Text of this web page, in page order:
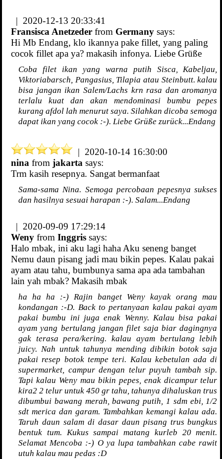
| 2020-12-13 20:33:41
Fransisca Anetzeder from Germany says:
Hi Mb Endang, klo ikannya pake fillet, yang paling
cocok fillet apa ya? makasih infonya. Liebe Grüße
Coba filet ikan yang warna putih Sisca, Kabeljau,
Viktoriabarsch, Pangasius, Tilapia atau Steinbutt. kalau
bisa jangan ikan Salem/Lachs krn rasa dan aromanya
terlalu kuat dan akan mendominasi bumbu pepes
kurang afdol lah menurut saya. Silahkan dicoba semoga
dapat ikan yang cocok :-). Liebe Grüße zurück...Endang
| 2020-10-14 16:30:00
nina from jakarta says:
Trm kasih resepnya. Sangat bermanfaat
Sama-sama Nina. Semoga percobaan pepesnya sukses
dan hasilnya sesuai harapan :-). Salam...Endang
| 2020-09-09 17:29:14
Weny from Inggris says:
Halo mbak, ini aku lagi haha Aku seneng banget
Nemu daun pisang jadi mau bikin pepes. Kalau pakai
ayam atau tahu, bumbunya sama apa ada tambahan
lain yah mbak? Makasih mbak
ha ha ha :-) Rajin banget Weny kayak orang mau
kondangan :-D. Back to pertanyaan kalau pakai ayam
pakai bumbu ini juga enak Wenny. Kalau bisa pakai
ayam yang bertulang jangan filet saja biar dagingnya
gak terasa pera/kering. kalau ayam bertulang lebih
juicy. Nah untuk tahunya mending dibikin botok saja
pakai resep botok tempe teri. Kalau kebetulan ada di
supermarket, campur dengan telur puyuh tambah sip.
Tapi kalau Weny mau bikin pepes, enak dicampur telur
kira2 2 telur untuk 450 gr tahu, tahunya dihaluskan trus
dibumbui bawang merah, bawang putih, 1 sdm ebi, 1/2
sdt merica dan garam. Tambahkan kemangi kalau ada.
Taruh daun salam di dasar daun pisang trus bungkus
bentuk tum. Kukus sampai matang kurleb 20 menit.
Selamat Mencoba :-) O ya lupa tambahkan cabe rawit
utuh kalau mau pedas :D